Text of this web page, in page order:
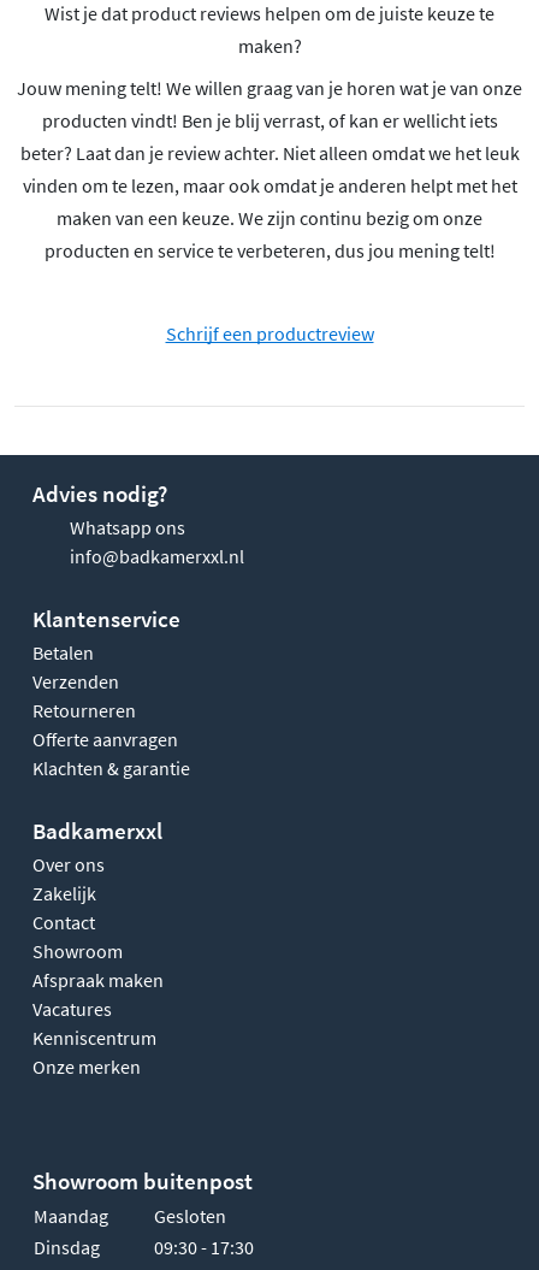
Wist je dat product reviews helpen om de juiste keuze te
maken?
Jouw mening telt! We willen graag van je horen wat je van onze
producten vindt! Ben je blij verrast, of kan er wellicht iets
beter? Laat dan je review achter. Niet alleen omdat we het leuk
vinden om te lezen, maar ook omdat je anderen helpt met het
maken van een keuze. We zijn continu bezig om onze
producten en service te verbeteren, dus jou mening telt!
Schrijf een productreview
Advies nodig?
Whatsapp ons
info@badkamerxxl.nl
Klantenservice
Betalen
Verzenden
Retourneren
Offerte aanvragen
Klachten & garantie
Badkamerxxl
Over ons
Zakelijk
Contact
Showroom
Afspraak maken
Vacatures
Kenniscentrum
Onze merken
Showroom buitenpost
Maandag
Gesloten
Dinsdag
09:30 - 17:30